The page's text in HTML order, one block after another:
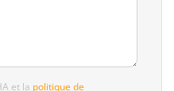
et la politique de